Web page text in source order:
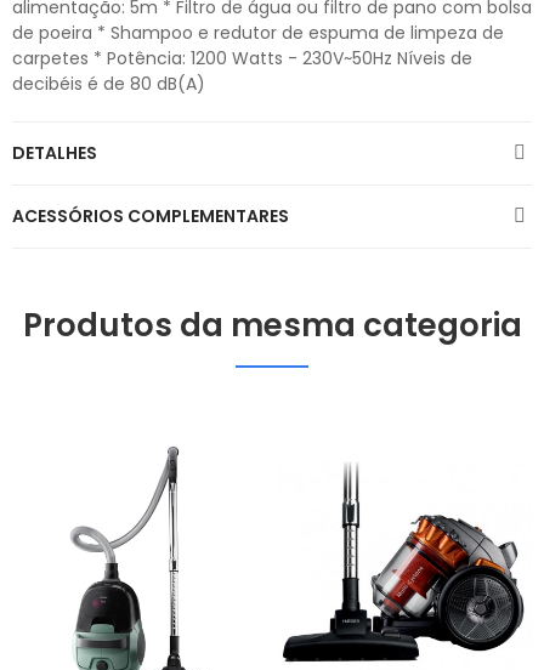
alimentação: 5m * Filtro de água ou filtro de pano com bolsa
de poeira * Shampoo e redutor de espuma de limpeza de
carpetes * Potência: 1200 Watts - 230V~50Hz Níveis de
decibéis é de 80 dB(A)
DETALHES
ACESSÓRIOS COMPLEMENTARES
Produtos da mesma categoria